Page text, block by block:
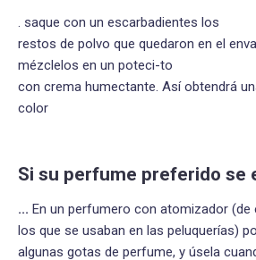
. saque con un escarbadientes los
restos de polvo que quedaron en el
mézclelos en un poteci-to
con crema humectante. Así obtendrá
color
Si su perfume preferido se
... En un perfumero con atomizador (de
los que se usaban en las peluquerías)
algunas gotas de perfume, y úsela